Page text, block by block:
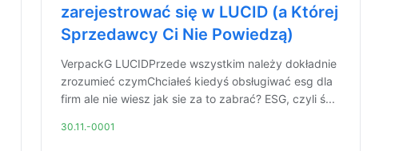
zarejestrować się w LUCID (a Której
Sprzedawcy Ci Nie Powiedzą)
VerpackG LUCIDPrzede wszystkim należy dokładnie
zrozumieć czymChciałeś kiedyś obsługiwać esg dla
firm ale nie wiesz jak sie za to zabrać? ESG, czyli ś...
30.11.-0001